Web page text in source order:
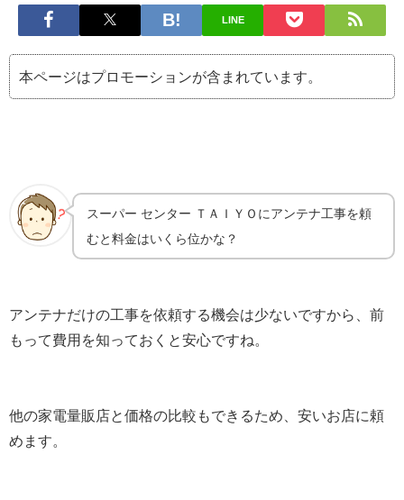
LINE
本ページはプロモーションが含まれています。
スーパー センター ＴＡＩＹＯにアンテナ工事を頼
むと料金はいくら位かな？
アンテナだけの工事を依頼する機会は少ないですから、前
もって費用を知っておくと安心ですね。
他の家電量販店と価格の比較もできるため、安いお店に頼
めます。